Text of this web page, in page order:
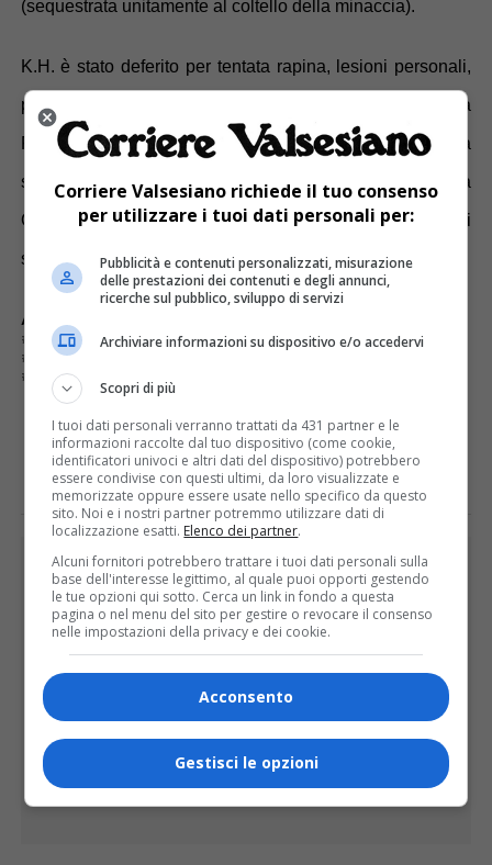
(sequestrata unitamente al coltello della minaccia).
K.H. è stato deferito per tentata rapina, lesioni personali,
porto di oggetti atti ad offendere e ricettazione alla
Procura della Repubblica c/o il Tribunale di Vercelli. La
sua condotta pericolosa verrà segnalata anche alla
Questura di Vercelli per la revoca del permesso di
soggiorno.
ARGOMENTI CORRELATI:
PERMESSO DI SOGGIORNO
QUESTURA
REVOCA
SERRAVALLE SESIA
TENTATA RAPINA
E TU COSA NE PENSI?
Corriere Valsesiano richiede il tuo consenso
per utilizzare i tuoi dati personali per:
Pubblicità e contenuti personalizzati, misurazione
delle prestazioni dei contenuti e degli annunci,
ricerche sul pubblico, sviluppo di servizi
Archiviare informazioni su dispositivo e/o accedervi
Scopri di più
I tuoi dati personali verranno trattati da 431 partner e le
informazioni raccolte dal tuo dispositivo (come cookie,
identificatori univoci e altri dati del dispositivo) potrebbero
essere condivise con questi ultimi, da loro visualizzate e
memorizzate oppure essere usate nello specifico da questo
sito. Noi e i nostri partner potremmo utilizzare dati di
localizzazione esatti. Elenco dei partner.
Alcuni fornitori potrebbero trattare i tuoi dati personali sulla
base dell'interesse legittimo, al quale puoi opporti gestendo
le tue opzioni qui sotto. Cerca un link in fondo a questa
pagina o nel menu del sito per gestire o revocare il consenso
nelle impostazioni della privacy e dei cookie.
Acconsento
Gestisci le opzioni